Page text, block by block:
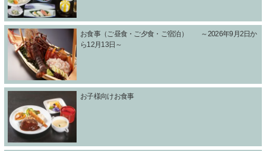
お食事（ご昼食・ご夕食・ご宿泊） ～2026年9月2日か
ら12月13日～
お子様向けお食事